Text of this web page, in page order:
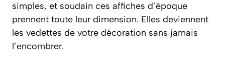
simples, et soudain ces affiches d’époque
prennent toute leur dimension. Elles deviennent
les vedettes de votre décoration sans jamais
l’encombrer.